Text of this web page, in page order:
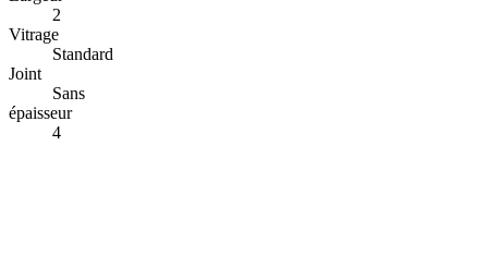
2
Vitrage
Standard
Joint
Sans
épaisseur
4